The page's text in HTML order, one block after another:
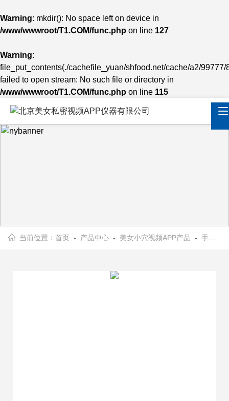
Warning: mkdir(): No space left on device in
/www/wwwroot/T1.COM/func.php on line 127
Warning:
file_put_contents(./cachefile_yuan/shfood.net/cache/a2/99777/
failed to open stream: No such file or directory in
/www/wwwroot/T1.COM/func.php on line 115
当前位置：首页 - 产品中心 - 美女小穴视频APP产品 -手动角位移台